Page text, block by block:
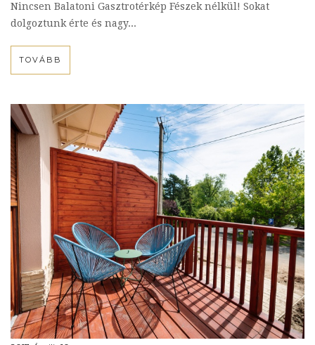
Nincsen Balatoni Gasztrotérkép Fészek nélkül! Sokat
dolgoztunk érte és nagy...
TOVÁBB